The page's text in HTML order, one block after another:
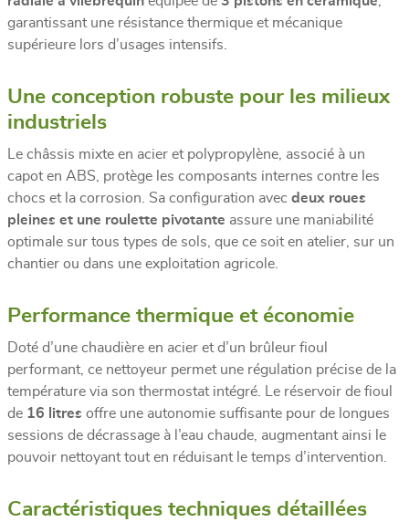
garantissant une résistance thermique et mécanique
supérieure lors d’usages intensifs.
Une conception robuste pour les milieux
industriels
Le châssis mixte en acier et polypropylène, associé à un
capot en ABS, protège les composants internes contre les
chocs et la corrosion. Sa configuration avec deux roues
pleines et une roulette pivotante assure une maniabilité
optimale sur tous types de sols, que ce soit en atelier, sur un
chantier ou dans une exploitation agricole.
Performance thermique et économie
Doté d’une chaudière en acier et d’un brûleur fioul
performant, ce nettoyeur permet une régulation précise de la
température via son thermostat intégré. Le réservoir de fioul
de 16 litres offre une autonomie suffisante pour de longues
sessions de décrassage à l’eau chaude, augmentant ainsi le
pouvoir nettoyant tout en réduisant le temps d’intervention.
Caractéristiques techniques détaillées